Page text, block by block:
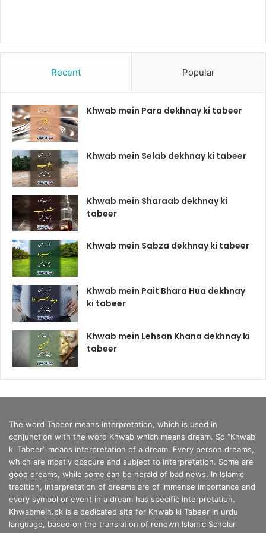
Recent Popular
Khwab mein Para dekhnay ki tabeer
Khwab mein Selab dekhnay ki tabeer
Khwab mein Sharaab dekhnay ki
tabeer
Khwab mein Sabza dekhnay ki tabeer
Khwab mein Pait Bhara Hua dekhnay
ki tabeer
Khwab mein Lehsan Khana dekhnay ki
tabeer
The word Tabeer means interpretation, which is used in
conjunction with the word Khwab which means dream. So “Khwab
ki Tabeer” means interpretation of a dream. Every person dreams,
which are mostly obscure and subject to interpretation. Some are
good dreams, while some can be herald of bad news. In Islamic
tradition, interpretation of dreams are of immense importance and
every symbol or event in a dream has specific interpretation.
Khwabmein.pk is a dedicated site for Khwab ki Tabeer in urdu
language, based on the translation of renown Islamic Scholar